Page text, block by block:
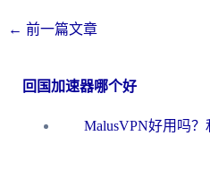
← 前一篇文章
回国加速器哪个好